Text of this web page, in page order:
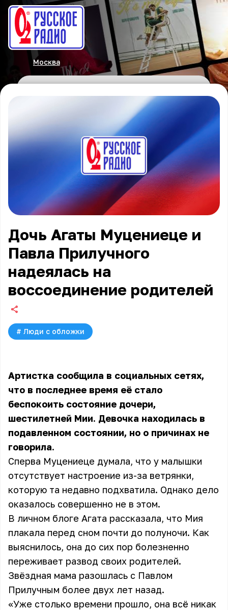
Москва
Дочь Агаты Муцениеце и
Павла Прилучного
надеялась на
воссоединение родителей
# Люди с обложки
Артистка сообщила в социальных сетях,
что в последнее время её стало
беспокоить состояние дочери,
шестилетней Мии. Девочка находилась в
подавленном состоянии, но о причинах не
говорила.
Сперва Муцениеце думала, что у малышки
отсутствует настроение из-за ветрянки,
которую та недавно подхватила. Однако дело
оказалось совершенно не в этом.
В личном блоге Агата рассказала, что Мия
плакала перед сном почти до полуночи. Как
выяснилось, она до сих пор болезненно
переживает развод своих родителей.
Звёздная мама разошлась с Павлом
Прилучным более двух лет назад.
«Уже столько времени прошло, она всё никак